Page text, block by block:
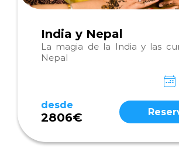
India y Nepal
La magia de la India y las
Nepal
desde
2806€